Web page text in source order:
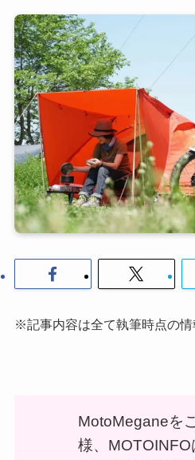
※記事内容は全て執筆時点の情
MotoMeganeを
様、MOTOINFO